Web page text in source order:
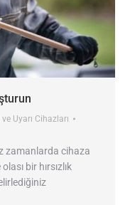
Uyarı Cihazları
zamanlarda cihaza
bir hırsızlık